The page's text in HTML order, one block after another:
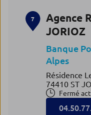
7
Agence
JORIOZ
Banque
Alpes
Résidence
74410 ST
Fermé